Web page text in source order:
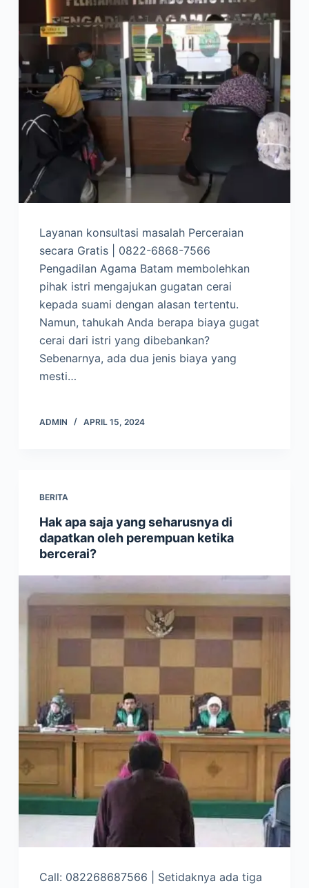
Layanan konsultasi masalah Perceraian
secara Gratis | 0822-6868-7566
Pengadilan Agama Batam membolehkan
pihak istri mengajukan gugatan cerai
kepada suami dengan alasan tertentu.
Namun, tahukah Anda berapa biaya gugat
cerai dari istri yang dibebankan?
Sebenarnya, ada dua jenis biaya yang
mesti…
ADMIN APRIL 15, 2024
BERITA
Hak apa saja yang seharusnya di
dapatkan oleh perempuan ketika
bercerai?
Call: 082268687566 | Setidaknya ada tiga